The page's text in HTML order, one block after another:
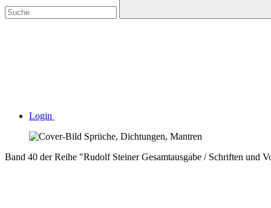
Login
Band 40 der Reihe "Rudolf Steiner Gesamtausgabe / Schriften und